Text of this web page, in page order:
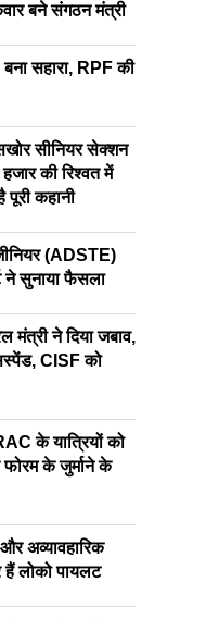
बने संगठन मंत्री
सहारा, RPF की
सीनियर सेक्शन
की रिश्वत में
कहानी
(ADSTE)
ने सुनाया फैसला
मंत्री ने दिया जबाव,
CISF को
के यात्रियों को
फोरम के जुर्माने के
अव्यावहारिक
लोको पायलट